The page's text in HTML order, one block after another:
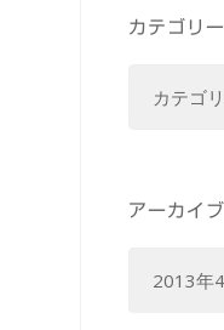
カテゴリー
ー
アーカイブ